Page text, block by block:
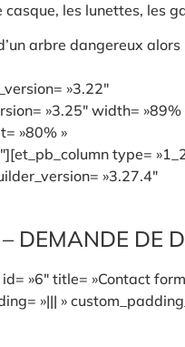
casque, les lunettes, les
arbre dangereux
»3.22″
»3.25″ width= »89%
»80% »
type=
»3.27.4″
DEMANDE DE
»6″ title= »Contact
»||| »